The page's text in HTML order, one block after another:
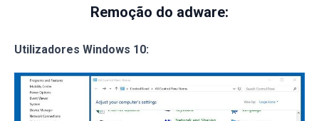
Remoção do adware:
Utilizadores Windows 10: